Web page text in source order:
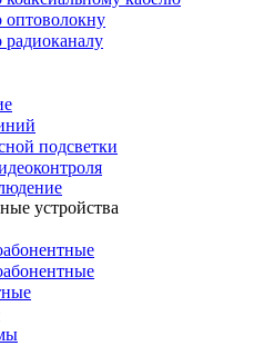
оптоволокну
радиоканалу
подсветки
устройства